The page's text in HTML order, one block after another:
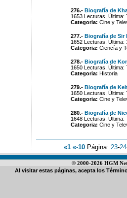
276.- Biografía de
1653 Lecturas,
Categoria: Cine y
277.- Biografía de Sir
1652 Lecturas,
Categoria: Ciencía y
278.- Biografía de
1650 Lecturas,
Categoria: Historia
279.- Biografía de
1650 Lecturas,
Categoria: Cine y
280.- Biografía de
1648 Lecturas,
Categoria: Cine y
«1 «-10 Página: 23-24
© 2000-2026 HGM
Al visitar estas páginas, acepta los